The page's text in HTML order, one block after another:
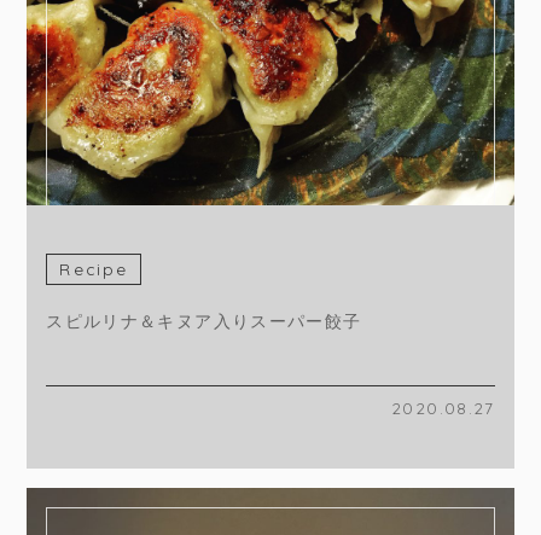
Recipe
スピルリナ＆キヌア入りスーパー餃子
2020.08.27